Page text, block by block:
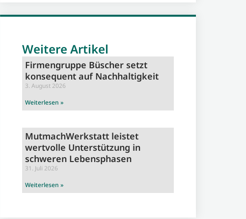
Weitere Artikel
Firmengruppe Büscher setzt
konsequent auf Nachhaltigkeit
3. August 2026
Weiterlesen »
MutmachWerkstatt leistet
wertvolle Unterstützung in
schweren Lebensphasen
31. Juli 2026
Weiterlesen »